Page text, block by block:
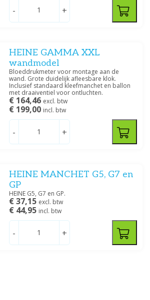
- +
HEINE GAMMA XXL
wandmodel
Bloeddrukmeter voor montage aan de
wand. Grote duidelijk afleesbare klok.
Inclusief standaard kleefmanchet en ballon
met draaiventiel voor ontluchten.
€ 164,46 excl. btw
€ 199,00 incl. btw
- +
HEINE MANCHET G5, G7 en
GP
HEINE G5, G7 en GP.
€ 37,15 excl. btw
€ 44,95 incl. btw
- +